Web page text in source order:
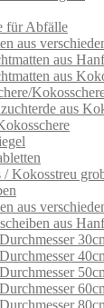
für Abfälle
aus
aus
aus
aus
Kokosstreu
aus
aus
Durchmesser
Durchmesser
Durchmesser
Durchmesser